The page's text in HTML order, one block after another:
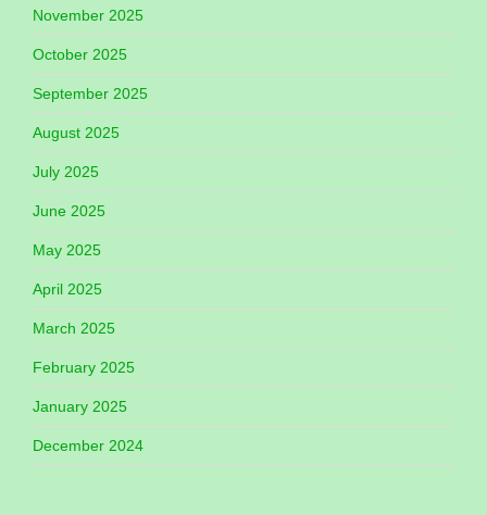
November 2025
October 2025
September 2025
August 2025
July 2025
June 2025
May 2025
April 2025
March 2025
February 2025
January 2025
December 2024